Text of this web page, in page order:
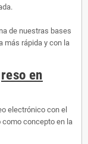
de nuestras bases
más rápida y con la
en
electrónico con el
como concepto en la